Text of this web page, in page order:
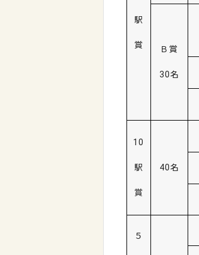
駅
賞 Ｂ賞
30名
10
駅
賞
40名
５